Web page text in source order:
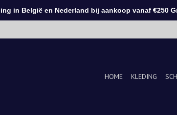
HOME KLEDING
in België en Nederland bij aankoop vanaf €250